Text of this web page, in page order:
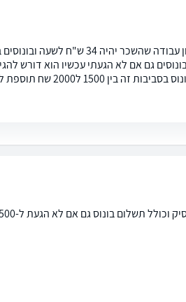
לא לשלם את הבונוס במידה ולא